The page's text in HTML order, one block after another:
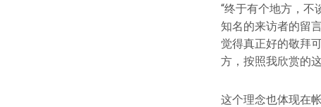
“终于有个地方，不
知名的来访者的留
觉得真正好的敬拜
方，按照我欣赏的
这个理念也体现在